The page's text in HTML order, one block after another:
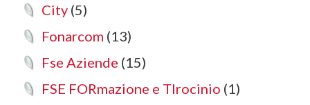
City (5)
Fonarcom (13)
Fse Aziende (15)
FSE FORmazione e TIrocinio (1)